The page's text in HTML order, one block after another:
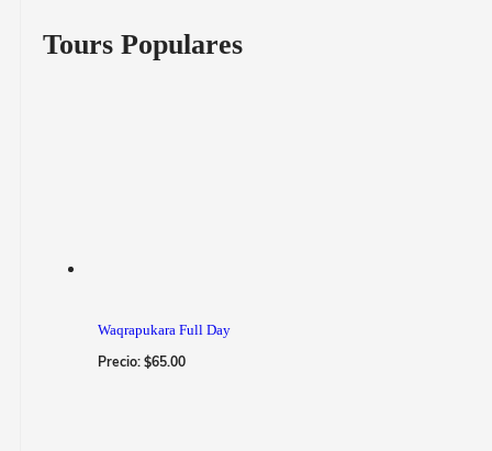
Tours Populares
Waqrapukara Full Day
Precio: $65.00